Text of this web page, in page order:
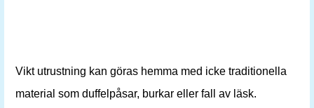
Vikt utrustning kan göras hemma med icke traditionella
material som duffelpåsar, burkar eller fall av läsk.